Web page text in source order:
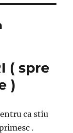
( spre
)
ca stiu
.